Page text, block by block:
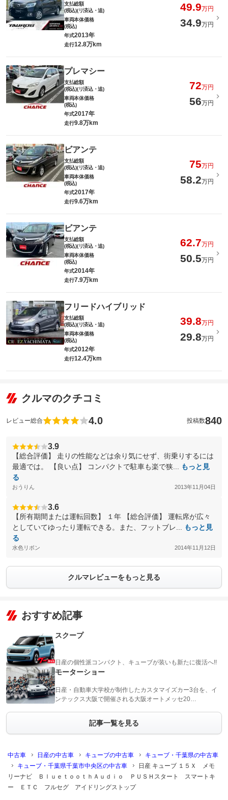
支払総額
(税込)(リ済込・追)
49.9万円
車両本体価格
(税込)
34.9万円
年式2013年
走行12.8万km
プレマシー
支払総額
(税込)(リ済込・追)
72万円
車両本体価格
(税込)
56万円
年式2017年
走行9.8万km
ビアンテ
支払総額
(税込)(リ済込・追)
75万円
車両本体価格
(税込)
58.2万円
年式2017年
走行9.6万km
ビアンテ
支払総額
(税込)(リ済込・追)
62.7万円
車両本体価格
(税込)
50.5万円
年式2014年
走行7.9万km
フリードハイブリッド
支払総額
(税込)(リ済込・追)
39.8万円
車両本体価格
(税込)
29.8万円
年式2012年
走行12.4万km
クルマのクチコミ
レビュー総合 4.0 投稿数840
3.9
【総合評価】 走りの性能などは余り気にせず、街乗りするには
最適では。 【良い点】 コンパクトで駐車も楽で狭...
もっと見
る
おうりん 2013年11月04日
3.6
【所有期間または運転回数】 １年 【総合評価】 運転席が広々
としていてゆったり運転できる。また、フットブレ...
もっと見
る
水色リボン 2014年11月12日
クルマレビューをもっと見る
おすすめ記事
スクープ
日産の個性派コンパクト、キューブが装いも新たに復活へ!!
モーターショー
日産・自動車大学校が制作したカスタマイズカー3台を、イ
ンテックス大阪で開催される大阪オートメッセ20…
記事一覧を見る
中古車 日産の中古車 キューブの中古車
キューブ・千葉県の中古車
キューブ・千葉県千葉市中央区の中古車
日産 キューブ １５Ｘ メモ
リーナビ ＢｌｕｅｔｏｏｔｈＡｕｄｉｏ ＰＵＳＨスタート スマートキ
ー ＥＴＣ フルセグ アイドリングストップ